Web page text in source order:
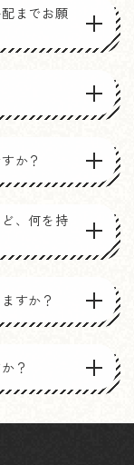
までお願
か？
、何を持
すか？
？